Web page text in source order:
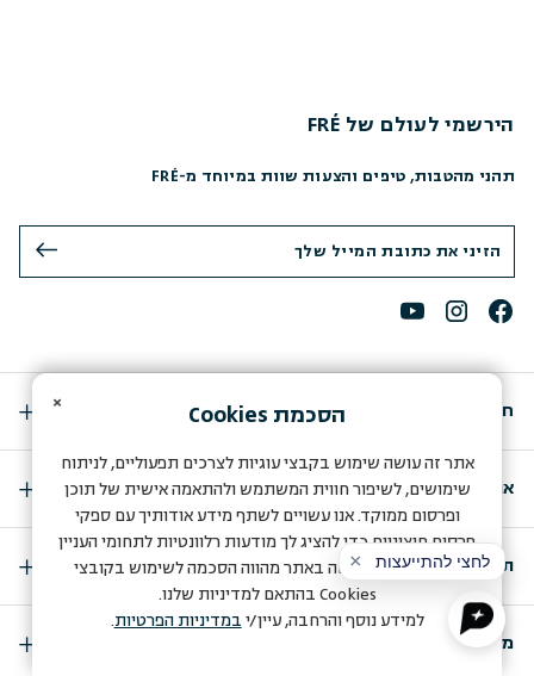
הירשמי לעולם של FRÉ
תהני מהטבות, טיפים והצעות שוות במיוחד מ-FRÉ
חנות
אודות
תמיכה
מועדון החברות שלנו
× הסכמת Cookies
אתר זה עושה שימוש בקבצי עוגיות לצרכים תפעוליים, לניתוח
שימושים, לשיפור חווית המשתמש ולהתאמה אישית של תוכן
ופרסום ממוקד. אנו עשויים לשתף מידע אודותיך עם ספקי
פרסום חיצוניים כדי להציג לך מודעות רלוונטיות לתחומי העניין
שלך. המשך הגלישה באתר מהווה הסכמה לשימוש בקובצי
Cookies בהתאם למדיניות שלנו.
למידע נוסף והרחבה, עיין/י במדיניות הפרטיות.